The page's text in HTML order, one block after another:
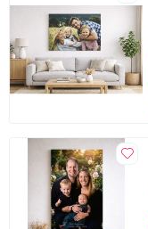
sipariş
kanvas
Atatürk
kanvas
tablo
kanvas
kanvas